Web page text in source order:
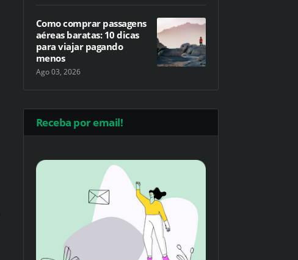
Como comprar passagens
aéreas baratas: 10 dicas
para viajar pagando
menos
Ago 03, 2026
Receba por email!